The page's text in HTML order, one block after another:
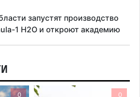
запустят производство
1 H2O и откроют академию
назначили нового
0 0